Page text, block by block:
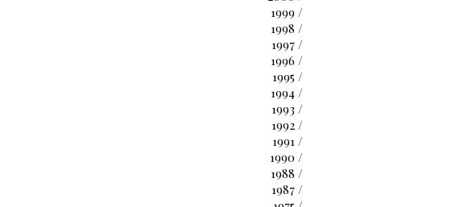
1999 /
1998 /
1997 /
1996 /
1995 /
1994 /
1993 /
1992 /
1991 /
1990 /
1988 /
1987 /